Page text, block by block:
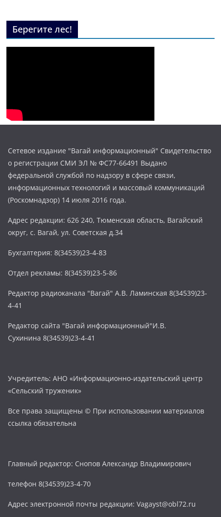
Берегите лес!
Сетевое издание "Вагай информационный" Свидетельство
о регистрации СМИ ЭЛ № ФС77-66491 Выдано
федеральной службой по надзору в сфере связи,
информационных технологий и массовый коммуникаций
(Роскомнадзор) 14 июля 2016 года.
Адрес редакции: 626 240, Тюменская область, Вагайский
округ, с. Вагай, ул. Советская д.34
Бухгалтерия: 8(34539)23-4-83
Отдел рекламы: 8(34539)23-5-86
Редактор радиоканала "Вагай" А.В. Ламинская 8(34539)23-
4-41
Редактор сайта "Вагай информационный"И.В.
Сухинина 8(34539)23-4-41
Учредитель: АНО «Информационно-издательский центр
«Сельский труженик»
Все права защищены © При использовании материалов
ссылка обязательна
Главный редактор: Снопов Александр Владимирович
телефон 8(34539)23-4-70
Адрес электронной почты редакции: Vagayst@obl72.ru